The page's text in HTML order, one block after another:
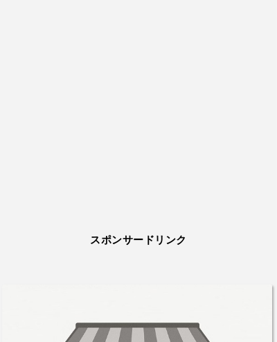
スポンサードリンク